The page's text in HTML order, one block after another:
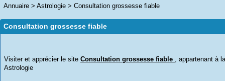
Annuaire > Astrologie > Consultation grossesse fiable
Consultation grossesse fiable
Visiter et apprécier le site Consultation grossesse fiable , appartenant à
Astrologie